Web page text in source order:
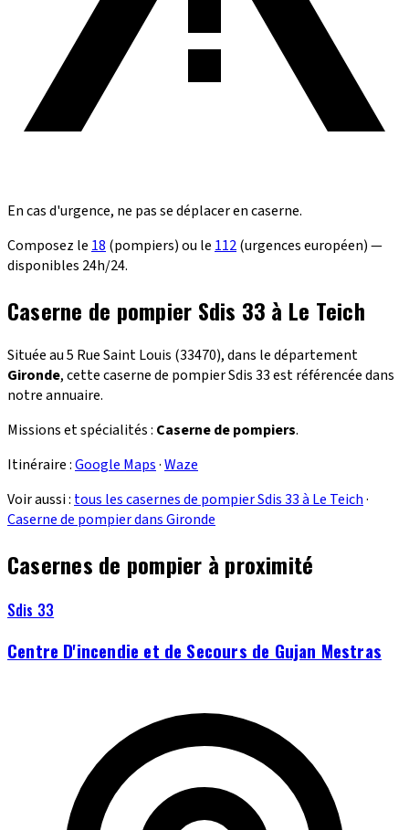
En cas d'urgence, ne pas se déplacer en caserne.
Composez le 18 (pompiers) ou le 112(urgences européen) —
disponibles 24h/24.
Caserne de pompier Sdis 33 à Le Teich
Située au 5 Rue Saint Louis (33470), dans le département
Gironde, cette caserne de pompier Sdis 33 est référencée dans
notre annuaire.
Missions et spécialités : Caserne de pompiers.
Itinéraire :Google Maps·Waze
Voir aussi : tous les casernes de pompier Sdis 33 à Le Teich·
Caserne de pompier dans Gironde
Casernes de pompier à proximité
Sdis 33
Centre D'incendie et de Secours de Gujan Mestras